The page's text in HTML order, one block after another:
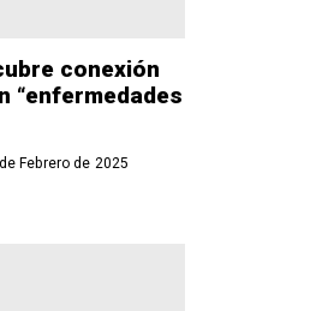
conexión
“enfermedades
Febrero de 2025